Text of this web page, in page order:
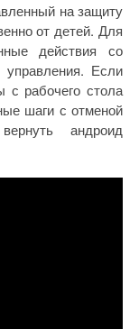
на защиту
от детей. Для
действия со
управления. Если
рабочего стола
шаги с отменой
андроид